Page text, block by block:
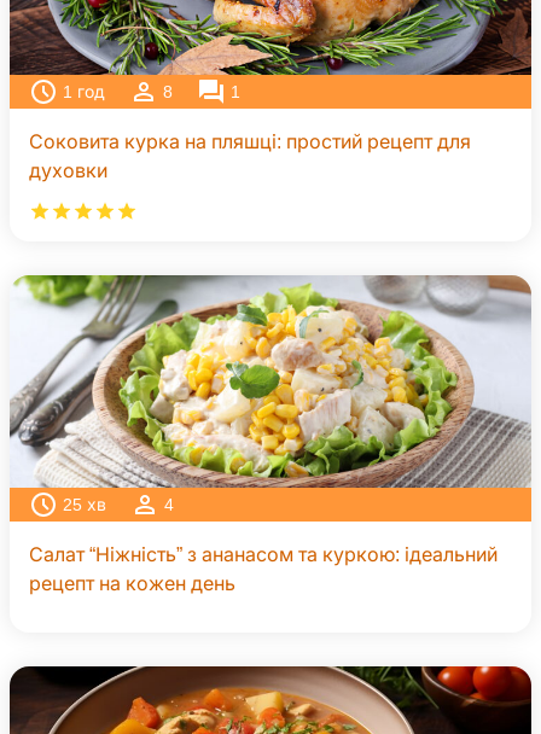
1 год 8 1
Соковита курка на пляшці: простий рецепт для
духовки
25 хв 4
Салат “Ніжність” з ананасом та куркою: ідеальний
рецепт на кожен день